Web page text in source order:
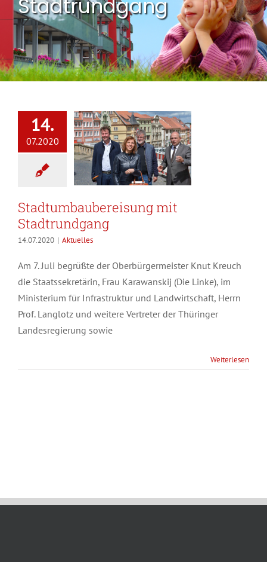
Stadtrundgang
14.
07.2020
Stadtumbaubereisung mit
Stadtrundgang
14.07.2020 | Aktuelles
Am 7. Juli begrüßte der Oberbürgermeister Knut Kreuch
die Staatssekretärin, Frau Karawanskij (Die Linke), im
Ministerium für Infrastruktur und Landwirtschaft, Herrn
Prof. Langlotz und weitere Vertreter der Thüringer
Landesregierung sowie
Weiterlesen